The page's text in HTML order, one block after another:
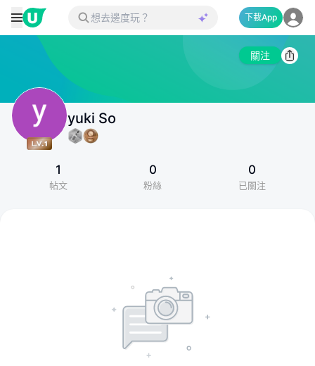
下載App
關注
yuki So
1
帖文
0
粉絲
0
已關注